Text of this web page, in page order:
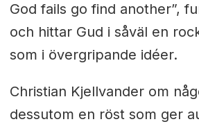
God fails go find another”,
och hittar Gud i såväl en
som i övergripande idéer.
Christian Kjellvander om
dessutom en röst som ger